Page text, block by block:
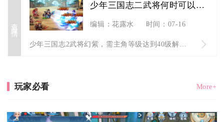
少年三国志二武将何时可以幻紫
编辑：花露水 时间：07-16
少年三国志2武将幻紫，需主角等级达到40级解锁功能，目标武将...
玩家必看 More+